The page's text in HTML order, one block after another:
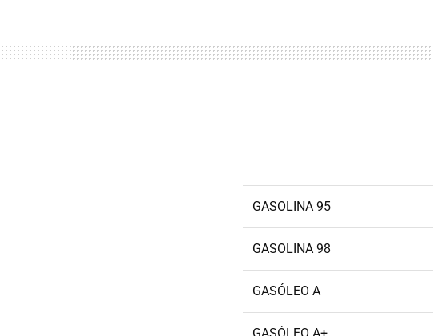
GASOLINA 95
GASOLINA 98
GASÓLEO A